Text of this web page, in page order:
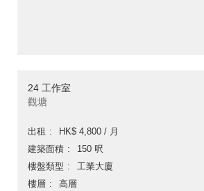
24 工作室
觀塘
出租
HK$ 4,800 / 月
建築面積
150 呎
樓盤類型
工業大廈
樓層
高層